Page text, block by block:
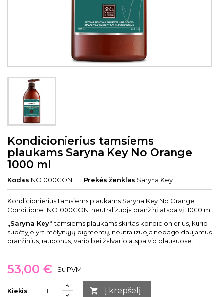
Kondicionierius tamsiems
plaukams Saryna Key No Orange
1000 ml
Kodas NO1000CON Prekės ženklas Saryna Key
Kondicionierius tamsiems plaukams Saryna Key No Orange
Conditioner NO1000CON, neutralizuoja oranžinį atspalvį, 1000 ml
„Saryna Key“tamsiems plaukams skirtas kondicionierius, kurio
sudėtyje yra mėlynųjų pigmentų, neutralizuoja nepageidaujamus
oranžinius, raudonus, vario bei žalvario atspalvio plaukuose.
53,00 € Su PVM
Kiekis  Į krepšelį